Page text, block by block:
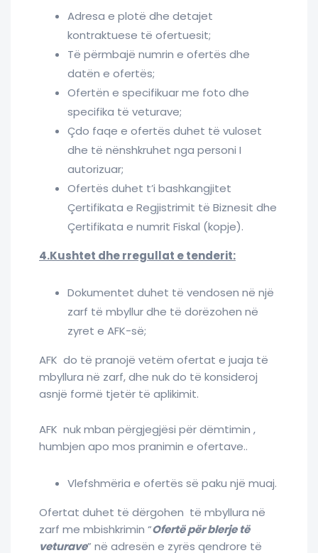
Adresa e plotë dhe detajet
kontraktuese të ofertuesit;
Të përmbajë numrin e ofertës dhe
datën e ofertës;
Ofertën e specifikuar me foto dhe
specifika të veturave;
Çdo faqe e ofertës duhet të vuloset
dhe të nënshkruhet nga personi I
autorizuar;
Ofertës duhet t’i bashkangjitet
Çertifikata e Regjistrimit të Biznesit dhe
Çertifikata e numrit Fiskal (kopje).
4.Kushtet dhe rregullat e tenderit:
Dokumentet duhet të vendosen në një
zarf të mbyllur dhe të dorëzohen në
zyret e AFK-së;
AFK do të pranojë vetëm ofertat e juaja të
mbyllura në zarf, dhe nuk do të konsideroj
asnjë formë tjetër të aplikimit.
AFK nuk mban përgjegjësi për dëmtimin ,
humbjen apo mos pranimin e ofertave..
Vlefshmëria e ofertës së paku një muaj.
Ofertat duhet të dërgohen të mbyllura në
zarf me mbishkrimin “Ofertë për blerje të
veturave” në adresën e zyrës qendrore të